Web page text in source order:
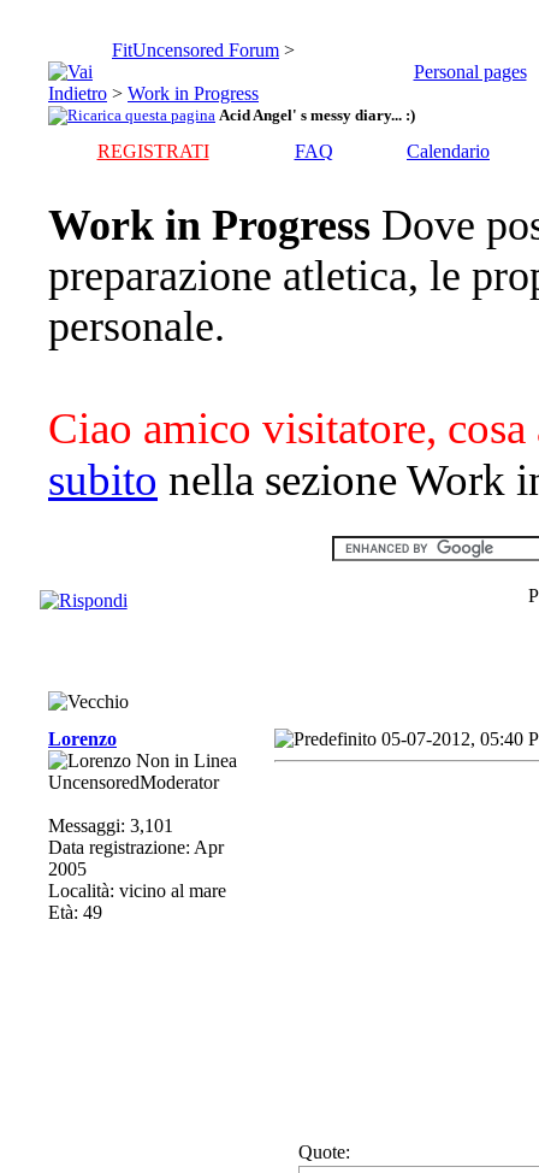
FitUncensored Forum >
Personal pages
> Work in Progress
Acid Angel' s messy diary... :)
REGISTRATI FAQ Calendario
Work in Progress Dove
preparazione atletica, le
personale.
Ciao amico visitatore, cosa
subito nella sezione Work
Lorenzo
UncensoredModerator
Messaggi: 3,101
Data registrazione: Apr
2005
Località: vicino al mare
Età: 49
05-07-2012, 05:40
Quote: